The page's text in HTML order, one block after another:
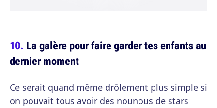
La galère pour faire garder tes enfants au
dernier moment
Ce serait quand même drôlement plus simple si
on pouvait tous avoir des nounous de stars